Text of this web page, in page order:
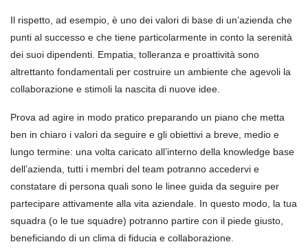
Il rispetto, ad esempio, è uno dei valori di base di un’azienda che
punti al successo e che tiene particolarmente in conto la serenità
dei suoi dipendenti. Empatia, tolleranza e proattività sono
altrettanto fondamentali per costruire un ambiente che agevoli la
collaborazione e stimoli la nascita di nuove idee.
Prova ad agire in modo pratico preparando un piano che metta
ben in chiaro i valori da seguire e gli obiettivi a breve, medio e
lungo termine: una volta caricato all’interno della knowledge base
dell’azienda, tutti i membri del team potranno accedervi e
constatare di persona quali sono le linee guida da seguire per
partecipare attivamente alla vita aziendale. In questo modo, la tua
squadra (o le tue squadre) potranno partire con il piede giusto,
beneficiando di un clima di fiducia e collaborazione.